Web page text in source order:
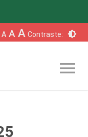
A A A Contraste: brightness_6
menu